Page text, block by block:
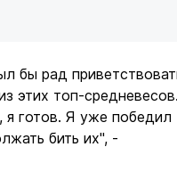
бы рад
этих топ-
я готов. Я уже победил
бить их", -